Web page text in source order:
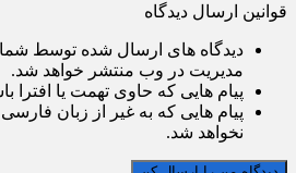
قوانین ارسال دیدگاه
دیدگاه های ارسال شده توسط
مدیریت در وب منتشر خواهد شد.
پیام هایی که حاوی تهمت یا افترا
پیام هایی که به غیر از زبان
نخواهد شد.